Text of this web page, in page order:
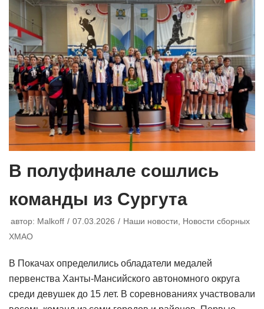
В полуфинале сошлись
команды из Сургута
автор: Malkoff 07.03.2026 Наши новости
Новости сборных
ХМАО
В Покачах определились обладатели медалей
первенства Ханты-Мансийского автономного округа
среди девушек до 15 лет. В соревнованиях участвовали